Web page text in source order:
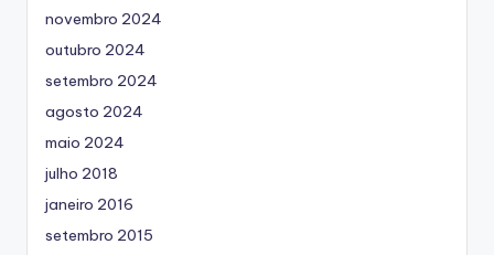
novembro 2024
outubro 2024
setembro 2024
agosto 2024
maio 2024
julho 2018
janeiro 2016
setembro 2015